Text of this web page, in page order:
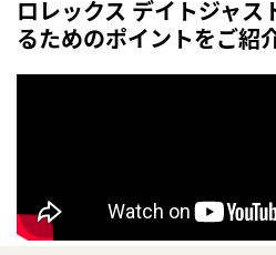
ロレックス デイトジャ
るためのポイントをご紹